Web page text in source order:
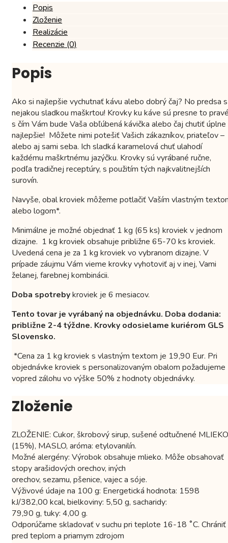
TC01
Popis
Zloženie
Realizácie
Recenzie (0)
Popis
Ako si najlepšie vychutnať kávu alebo dobrý čaj? No predsa s
nejakou sladkou maškrtou! Krovky ku káve sú presne to
s čím Vám bude Vaša obľúbená kávička alebo čaj chutiť úplne
najlepšie! Môžete nimi potešiť Vašich zákazníkov, priateľov –
alebo aj sami seba. Ich sladká karamelová chuť ulahodí
každému maškrtnému jazýčku. Krovky sú vyrábané ručne,
podľa tradičnej receptúry, s použitím tých najkvalitnejších
surovín.
Navyše, obal kroviek môžeme potlačiť Vaším vlastným
alebo logom*.
Minimálne je možné objednať 1 kg (65 ks) kroviek v jednom
dizajne. 1 kg kroviek obsahuje približne 65-70 ks kroviek.
Uvedená cena je za 1 kg kroviek vo vybranom dizajne. V
prípade záujmu Vám vieme krovky vyhotoviť aj v inej, Vami
želanej, farebnej kombinácii.
Doba spotrebykroviek je 6 mesiacov.
Tento tovar je vyrábaný na objednávku. Doba dodania:
približne 2-4 týždne. Krovky odosielame kuriérom GLS
Slovensko.
*Cena za 1 kg kroviek s vlastným textom je 19,90 Eur. Pri
objednávke kroviek s personalizovaným obalom požadujeme
vopred zálohu vo výške 50% z hodnoty objednávky.
Zloženie
ZLOŽENIE: Cukor, škrobový sirup, sušené odtučnené MLIEKO
(15%), MASLO, aróma: etylovanilín.
Možné alergény: Výrobok obsahuje mlieko. Môže obsahovať
stopy arašidových orechov, iných
orechov, sezamu, pšenice, vajec a sóje.
Výživové údaje na 100 g: Energetická hodnota: 1598
kJ/382,00 kcal, bielkoviny: 5,50 g, sacharidy:
79,90 g, tuky: 4,00 g.
Odporúčame skladovať v suchu pri teplote 16-18 ˚C. Chrániť
pred teplom a priamym zdrojom